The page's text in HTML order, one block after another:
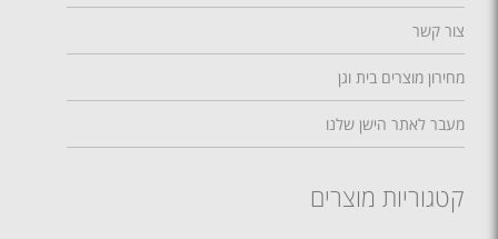
צור קשר
מחירון מוצרים בית וגן
מעבר לאתר הישן שלנו
קטגוריות מוצרים